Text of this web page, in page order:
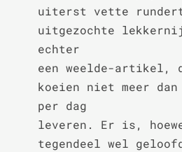
uiterst vette
uitgezochte
echter
een weelde-artikel,
koeien niet meer
per dag
leveren. Er is,
tegendeel wel